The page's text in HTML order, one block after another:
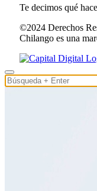
Te decimos qué
©2024 Derechos
Chilango es una